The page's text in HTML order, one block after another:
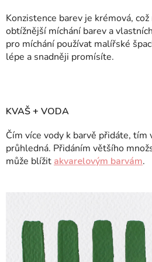
Konzistence barev je krémová,
obtížnější míchání barev a
pro míchání používat malířské
lépe a snadněji promísíte.
KVAŠ + VODA
Čím více vody k barvě přidáte, tím
průhledná. Přidáním většího
může blížit akvarelovým barvám.